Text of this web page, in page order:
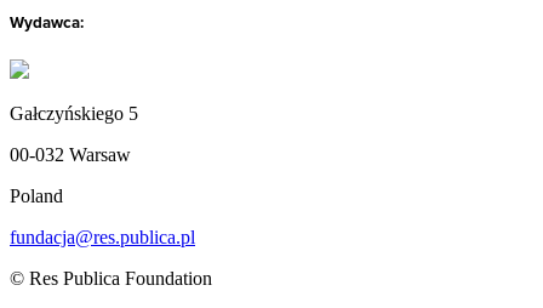
Wydawca:
Gałczyńskiego 5
00-032 Warsaw
Poland
fundacja@res.publica.pl
© Res Publica Foundation